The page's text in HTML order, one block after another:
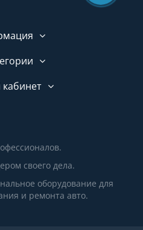
своего дела.
оборудование для
и ремонта авто.